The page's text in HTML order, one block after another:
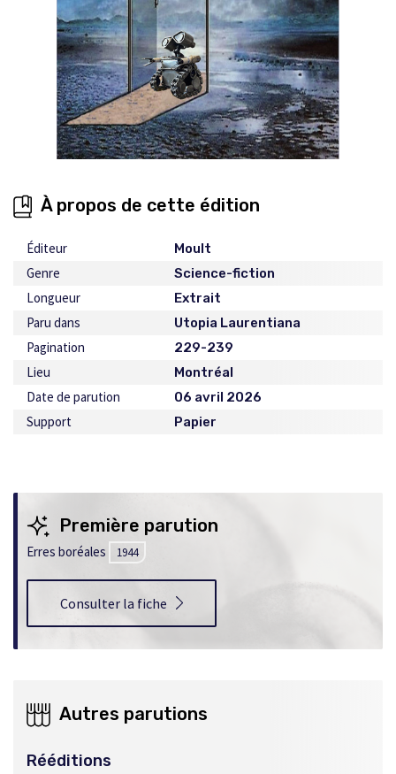
À propos de cette édition
Éditeur Moult
Genre Science-fiction
Longueur Extrait
Paru dans Utopia Laurentiana
Pagination 229-239
Lieu Montréal
Date de parution 06 avril 2026
Support Papier
Première parution
Erres boréales 1944
Consulter la fiche
Autres parutions
Rééditions